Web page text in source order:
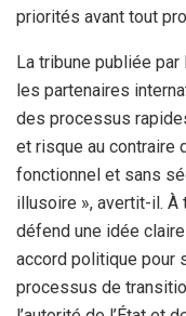
priorités avant tout
La tribune publiée
les partenaires
des processus
et risque au contraire
fonctionnel et sans
illusoire », avertit-il.
défend une idée claire
accord politique pour
processus de